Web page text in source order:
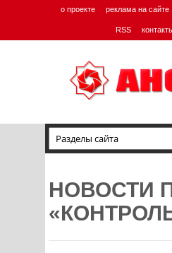
о проекте реклама на сайте
RSS
НОВОСТИ